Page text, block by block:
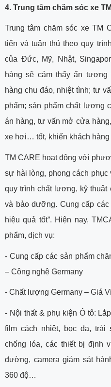
4. Trung tâm chăm sóc xe
Trung tâm chăm sóc xe TM
tiến và tuân thủ theo quy
của Đức, Mỹ, Nhật,
hàng sẽ cảm thấy ấn
hàng chu đáo, nhiệt tình; tư
phẩm; sản phẩm chất lượng
án hàng, tư vấn mở cửa
xe hơi… tốt, khiến khách hàng
TM CARE hoạt động với
sự hài lòng, phong cách phục
quy trình chất lượng, kỹ thuật
và bảo dưỡng. Cung cấp
hiệu quả tốt”. Hiện nay,
phẩm, dịch vụ:
- Cung cấp các sản phẩm
– Công nghệ Germany
- Chất lượng Germany – Giá
- Nội thất & phụ kiện Ô tô:
film cách nhiệt, bọc da, trải
chống lóa, các thiết bị định
đường, camera giám sát
360 độ…